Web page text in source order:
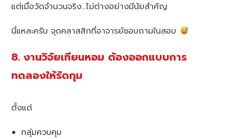
แต่เมื่อวัดจำนวนจริง…ไม่ต่างอย่างมีนัยสำคัญ
นี่แหละครับ จุดคลาสสิกที่อาจารย์ชอบถามในสอบ
8. งานวิจัยเทียนหอม ต้องออกแบบการ
ทดลองให้รัดกุม
ตั้งแต่
กลุ่มควบคุม